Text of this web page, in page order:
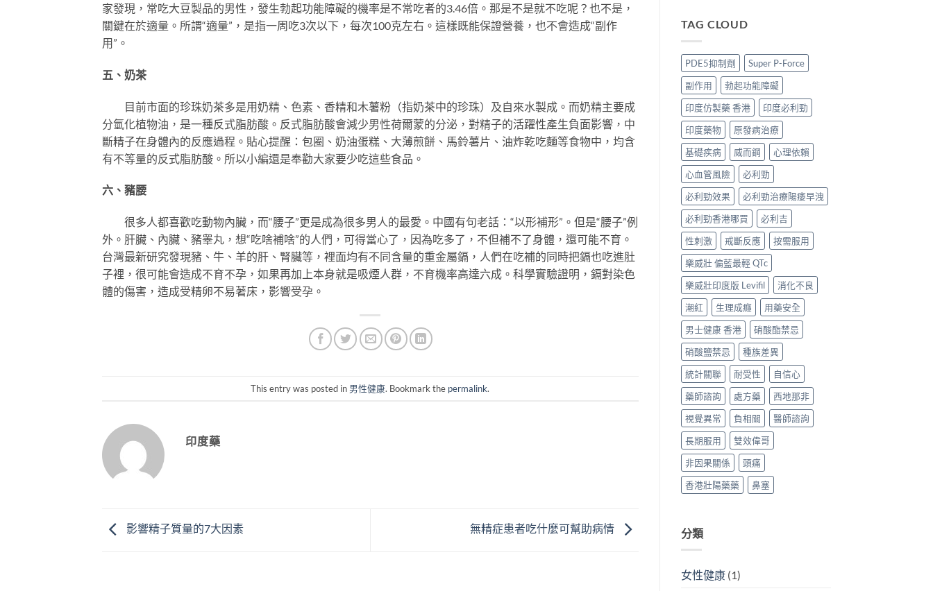
家發現，常吃大豆製品的男性，發生勃起功能障礙的機率是不常吃者的3.46倍。那是不是就不吃呢？也不是，
關鍵在於適量。所謂“適量”，是指一周吃3次以下，每次100克左右。這樣既能保證營養，也不會造成“副作
用”。
五、奶茶
目前市面的珍珠奶茶多是用奶精、色素、香精和木薯粉（指奶茶中的珍珠）及自來水製成。而奶精主要成
分氫化植物油，是一種反式脂肪酸。反式脂肪酸會減少男性荷爾蒙的分泌，對精子的活躍性產生負面影響，中
斷精子在身體內的反應過程。貼心提醒：包圈、奶油蛋糕、大薄煎餅、馬鈴薯片、油炸乾吃麵等食物中，均含
有不等量的反式脂肪酸。所以小編還是奉勸大家要少吃這些食品。
六、豬腰
很多人都喜歡吃動物內臟，而“腰子”更是成為很多男人的最愛。中國有句老話：“以形補形”。但是“腰子”例
外。肝臟、內臟、豬睾丸，想“吃啥補啥”的人們，可得當心了，因為吃多了，不但補不了身體，還可能不育。
台灣最新研究發現豬、牛、羊的肝、腎臟等，裡面均有不同含量的重金屬鎘，人們在吃補的同時把鎘也吃進肚
子裡，很可能會造成不育不孕，如果再加上本身就是吸煙人群，不育機率高達六成。科學實驗證明，鎘對染色
體的傷害，造成受精卵不易著床，影響受孕。
This entry was posted in 男性健康. Bookmark the permalink.
印度藥
影響精子質量的7大因素 無精症患者吃什麼可幫助病情
真
假〉
雙
效
哥
價
錢、
果
與
購
買
攻
略〉
中
港
買
正
貨？
2026
價
錢、
效
果
與
購
買
攻
略〉
中
士
版
價
錢
2026
比
較：
Tadarise、
Tadacip、
Vidalista
邊
款
最
抵？
香
港
購
攻
略〉
中
TAG CLOUD
PDE5抑制劑
Super P-Force
副作用
勃起功能障礙
印度仿製藥 香港
印度必利勁
印度藥物
原發病治療
基礎疾病
威而鋼
心理依賴
心血管風險
必利勁
必利勁效果
必利勁治療陽痿早洩
必利勁香港哪買
必利吉
性刺激
戒斷反應
按需服用
樂威壯 偏藍最輕 QTc
樂威壯印度版 Levifil
消化不良
潮紅
生理成癮
用藥安全
男士健康 香港
硝酸酯禁忌
硝酸鹽禁忌
種族差異
統計關聯
耐受性
自信心
藥師諮詢
處方藥
西地那非
視覺異常
負相關
醫師諮詢
長期服用
雙效偉哥
非因果關係
頭痛
香港壯陽藥藥
鼻塞
分類
女性健康(1)